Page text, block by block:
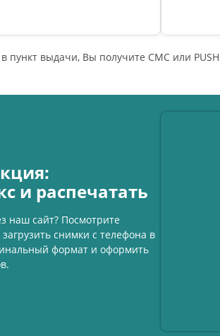
в пункт выдачи, Вы получите СМС или
и распечатать
наш сайт? Посмотрите
снимки с телефона в
формат и оформить